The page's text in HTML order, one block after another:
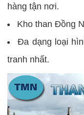
hàng tận nơi.
Kho than Đồng
Đa dạng loại
tranh nhất.